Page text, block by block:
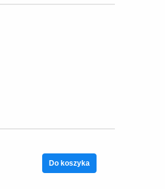
Do koszyka